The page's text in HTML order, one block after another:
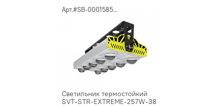
Арт.#SB-0001585...
Светильник термостойкий
SVT-STR-EXTREME-257W-38